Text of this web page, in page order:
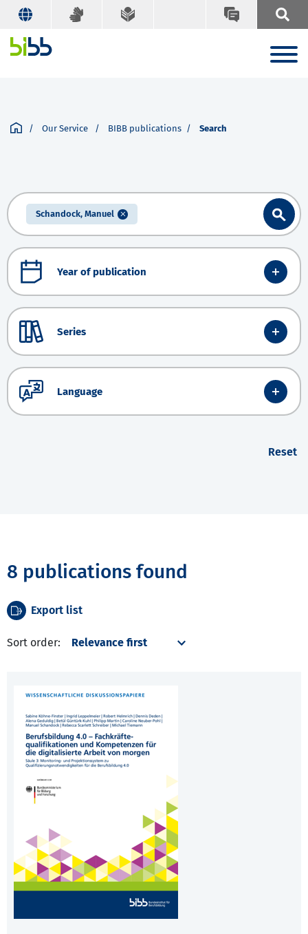
Our Service BIBB publications Search
Schandock, Manuel
Year of publication
Series
Language
Reset
8 publications found
Export list
Sort order: